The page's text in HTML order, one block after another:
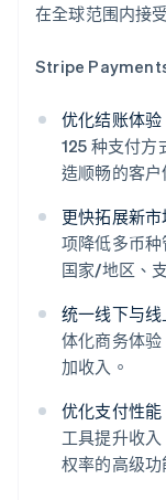
在全球范围内接
Stripe Payments
优化结账体验
125 种支付
造顺畅的客户
更快拓展新市
项降低多币
国家/地区、
统一线下与线
体化商务体
加收入。
优化支付性能
工具提升收
权率的高级功
阿联酋
爱尔兰
English
爱沙尼亚
English